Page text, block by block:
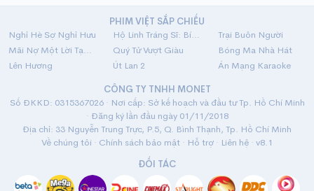
PHIM VIỆT SẮP CHIẾU
Nghỉ Hè Sợ Nghỉ Hưu
Hộ Linh Tráng Sĩ: Bí Ẩn Mộ Vua Đinh
Trại Buôn Người
Mãi Nợ Một Lời Tạm Biệt
Quý Tử Vượt Giàu
Bóng Ma Nhà Hát
Lên Hương
Út Lan 2
Án Mạng Karaoke
CÔNG TY TNHH MONET
Số ĐKKD: 0315367026 · Nơi cấp: Sở kế hoạch và đầu tư Tp. Hồ Chí Minh
· Đăng ký lần đầu ngày 01/11/2018
Địa chỉ: 33 Nguyễn Trung Trực, P.5, Q. Bình Thạnh, Tp. Hồ Chí Minh
Về chúng tôi · Chính sách bảo mật · Hỗ trợ · Liên hệ · v8.1
ĐỐI TÁC